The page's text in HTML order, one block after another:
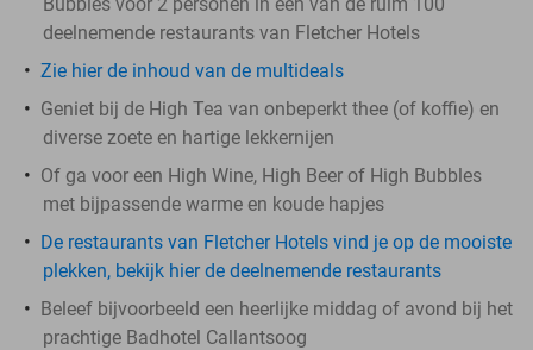
deelnemende restaurants van Fletcher Hotels
Zie hier de inhoud van de multideals
Geniet bij de High Tea van onbeperkt thee (of koffie) en
diverse zoete en hartige lekkernijen
Of ga voor een High Wine, High Beer of High Bubbles
met bijpassende warme en koude hapjes
De restaurants van Fletcher Hotels vind je op de mooiste
plekken, bekijk hier de deelnemende restaurants
Beleef bijvoorbeeld een heerlijke middag of avond bij het
prachtige Badhotel Callantsoog